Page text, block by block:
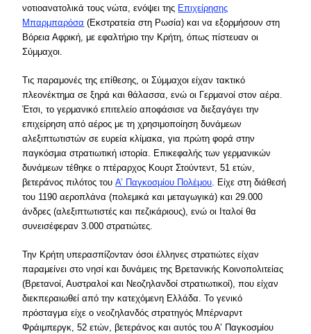
νοτιοανατολικά τους νώτα, ενόψει της Επιχείρησης
Μπαρμπαρόσα (Εκστρατεία στη Ρωσία) και να εξορμήσουν στη
Βόρεια Αφρική, με εφαλτήριο την Κρήτη, όπως πίστευαν οι
Σύμμαχοι.
Τις παραμονές της επίθεσης, οι Σύμμαχοι είχαν τακτικό
πλεονέκτημα σε ξηρά και θάλασσα, ενώ οι Γερμανοί στον αέρα.
Έτσι, το γερμανικό επιτελείο αποφάσισε να διεξαγάγει την
επιχείρηση από αέρος με τη χρησιμοποίηση δυνάμεων
αλεξιπτωτιστών σε ευρεία κλίμακα, για πρώτη φορά στην
παγκόσμια στρατιωτική ιστορία. Επικεφαλής των γερμανικών
δυνάμεων τέθηκε ο πτέραρχος Κουρτ Στούντεντ, 51 ετών,
βετεράνος πιλότος τουΑ’ Παγκοσμίου Πολέμου. Είχε στη διάθεσή
του 1190 αεροπλάνα (πολεμικά και μεταγωγικά) και 29.000
άνδρες (αλεξιπτωτιστές και πεζικάριους), ενώ οι Ιταλοί θα
συνεισέφεραν 3.000 στρατιώτες.
Την Κρήτη υπερασπίζονταν όσοι έλληνες στρατιώτες είχαν
παραμείνει στο νησί και δυνάμεις της Βρετανικής Κοινοπολιτείας
(Βρετανοί, Αυστραλοί και Νεοζηλανδοί στρατιωτικοί), που είχαν
διεκπεραιωθεί από την κατεχόμενη Ελλάδα. Το γενικό
πρόσταγμα είχε ο νεοζηλανδός στρατηγός Μπέρναρντ
Φράιμπεργκ, 52 ετών, βετεράνος και αυτός του Α’ Παγκοσμίου